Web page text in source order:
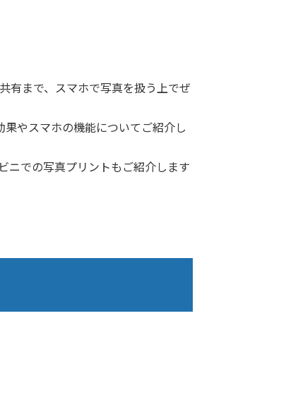
有まで、スマホで写真を扱う上でぜ
やスマホの機能についてご紹介し
ニでの写真プリントもご紹介します